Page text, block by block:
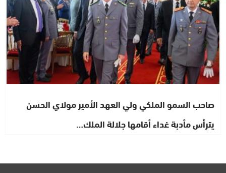
صاحب السمو الملكي ولي العهد الأمير مولاي الحسن
يترأس مأدبة غداء أقامها جلالة الملك…